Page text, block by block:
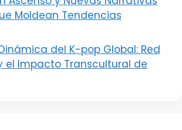
Moldean Tendencias
del K-pop Global: Red
el Impacto Transcultural de